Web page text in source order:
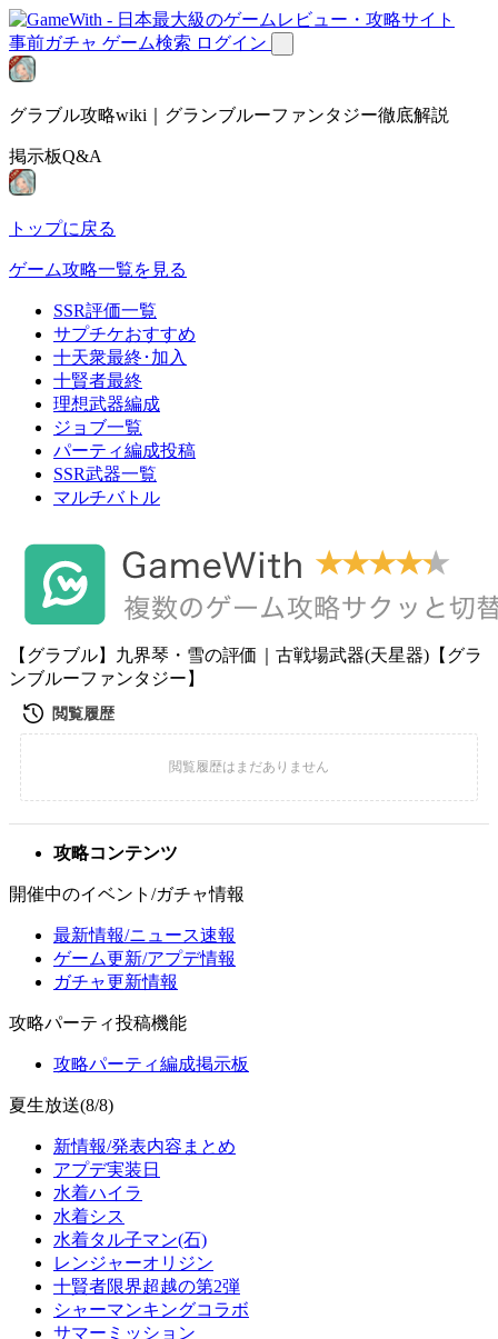
事前ガチャ ゲーム検索 ログイン
グラブル攻略wiki｜グランブルーファンタジー徹底解説
掲示板Q&A
トップに戻る
ゲーム攻略一覧を見る
SSR評価一覧
サプチケおすすめ
十天衆最終･加入
十賢者最終
理想武器編成
ジョブ一覧
パーティ編成投稿
SSR武器一覧
マルチバトル
【グラブル】九界琴・雪の評価｜古戦場武器(天星器)【グラ
ンブルーファンタジー】
攻略コンテンツ
開催中のイベント/ガチャ情報
最新情報/ニュース速報
ゲーム更新/アプデ情報
ガチャ更新情報
攻略パーティ投稿機能
攻略パーティ編成掲示板
夏生放送(8/8)
新情報/発表内容まとめ
アプデ実装日
水着ハイラ
水着シス
水着タル子マン(石)
レンジャーオリジン
十賢者限界超越の第2弾
シャーマンキングコラボ
サマーミッション